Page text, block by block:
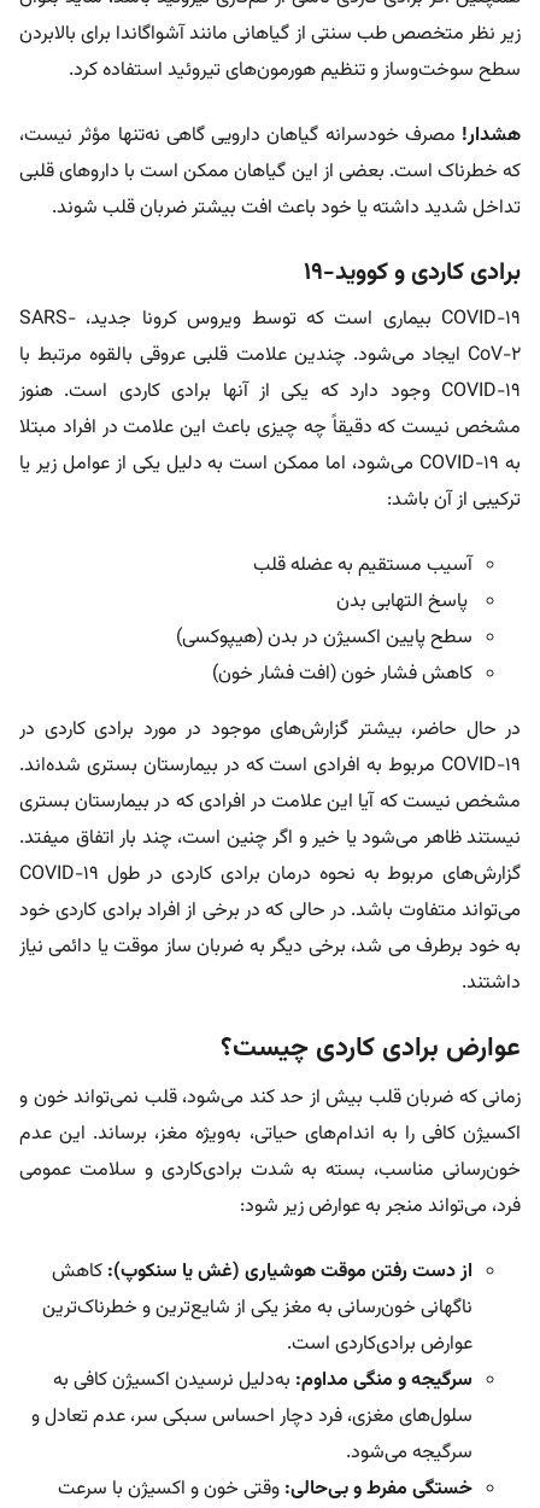
زیر نظر متخصص طب سنتی از گیاهانی مانند آشواگاندا برای بالابردن
سطح سوخت‌وساز و تنظیم هورمون‌های تیروئید استفاده کرد.
هشدار! مصرف خودسرانه گیاهان دارویی گاهی نه‌تنها مؤثر نیست،
که خطرناک است. بعضی از این گیاهان ممکن است با داروهای قلبی
تداخل شدید داشته یا خود باعث افت بیشتر ضربان قلب شوند.
برادی کاردی و کووید-19
COVID-19 بیماری است که توسط ویروس کرونا جدید، SARS-
CoV-2 ایجاد می‌شود. چندین علامت قلبی عروقی بالقوه مرتبط با
COVID-19 وجود دارد که یکی از آنها برادی کاردی است. هنوز
مشخص نیست که دقیقاً چه چیزی باعث این علامت در افراد مبتلا
به COVID-19 می‌شود، اما ممکن است به دلیل یکی از عوامل زیر یا
ترکیبی از آن باشد:
آسیب مستقیم به عضله قلب
پاسخ التهابی بدن
سطح پایین اکسیژن در بدن (هیپوکسی)
کاهش فشار خون (افت فشار خون)
در حال حاضر، بیشتر گزارش‌های موجود در مورد برادی کاردی در
COVID-19 مربوط به افرادی است که در بیمارستان بستری شده‌اند.
مشخص نیست که آیا این علامت در افرادی که در بیمارستان بستری
نیستند ظاهر می‌شود یا خیر و اگر چنین است، چند بار اتفاق میفتد.
گزارش‌های مربوط به نحوه درمان برادی کاردی در طول COVID-19
می‌تواند متفاوت باشد. در حالی که در برخی از افراد برادی کاردی خود
به خود برطرف می شد، برخی دیگر به ضربان ساز موقت یا دائمی نیاز
داشتند.
عوارض برادی کاردی چیست؟
زمانی که ضربان قلب بیش از حد کند می‌شود، قلب نمی‌تواند خون و
اکسیژن کافی را به اندام‌های حیاتی، به‌ویژه مغز، برساند. این عدم
خون‌رسانی مناسب، بسته به شدت برادی‌کاردی و سلامت عمومی
فرد، می‌تواند منجر به عوارض زیر شود:
از دست رفتن موقت هوشیاری (غش یا سنکوپ): کاهش
ناگهانی خون‌رسانی به مغز یکی از شایع‌ترین و خطرناک‌ترین
عوارض برادی‌کاردی است.
سرگیجه و منگی مداوم: به‌دلیل نرسیدن اکسیژن کافی به
سلول‌های مغزی، فرد دچار احساس سبکی سر، عدم تعادل و
سرگیجه می‌شود.
خستگی مفرط و بی‌حالی: وقتی خون و اکسیژن با سرعت